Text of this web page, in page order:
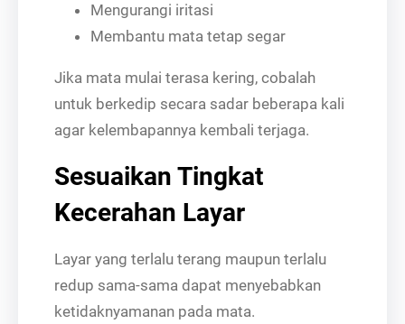
Mengurangi iritasi
Membantu mata tetap segar
Jika mata mulai terasa kering, cobalah
untuk berkedip secara sadar beberapa kali
agar kelembapannya kembali terjaga.
Sesuaikan Tingkat
Kecerahan Layar
Layar yang terlalu terang maupun terlalu
redup sama-sama dapat menyebabkan
ketidaknyamanan pada mata.